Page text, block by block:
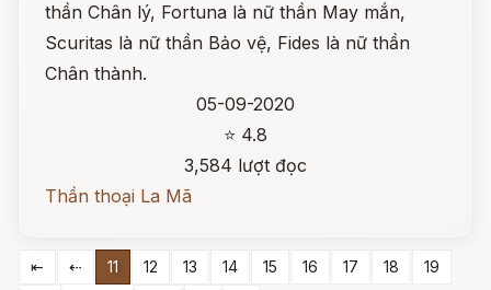
thần Chân lý, Fortuna là nữ thần May mắn,
Scuritas là nữ thần Bảo vệ, Fides là nữ thần
Chân thành.
05-09-2020
⭐ 4.8
3,584 lượt đọc
Thần thoại La Mã
⇤ ⇠ 11 12 13 14 15 16 17 18
19